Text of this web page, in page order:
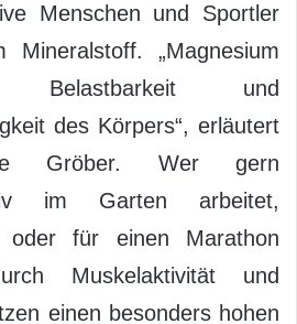
Menschen und Sportler
„Magnesium
und
des Körpers“, erläutert
Gröber. Wer gern
im Garten arbeitet,
oder für einen Marathon
Muskelaktivität und
einen besonders hohen